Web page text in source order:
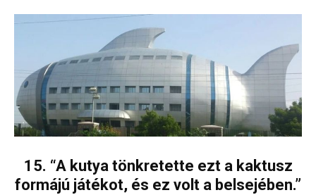
15. “A kutya tönkretette ezt a kaktusz
formájú játékot, és ez volt a belsejében.”